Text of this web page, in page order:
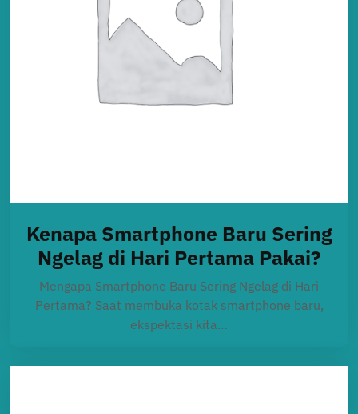
Kenapa Smartphone Baru Sering
Ngelag di Hari Pertama Pakai?
Mengapa Smartphone Baru Sering Ngelag di Hari
Pertama? Saat membuka kotak smartphone baru,
ekspektasi kita…